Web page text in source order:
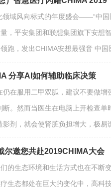
域风向标式的年度盛会——“中
，平安集团和联想集团旗下安想
跑，发出CHIMA安想最强音 中
分享AI如何辅助临床决策
仍在服用二甲双胍，建议不要做
。然而当医生在电脑上开检查
剂，就会使肾脏负担增大，极
尔邀您共赴2019CHIMA大会
的生态环境和生活方式也在不
生态都处在巨大的变化中，高